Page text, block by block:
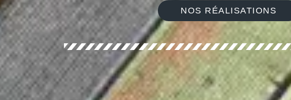
NOS RÉALISATIONS